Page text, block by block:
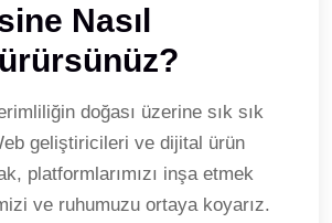
Nasıl
doğası üzerine sık sık
geliştiricileri ve dijital ürün
platformlarımızı inşa etmek
ve ruhumuzu ortaya koyarız.